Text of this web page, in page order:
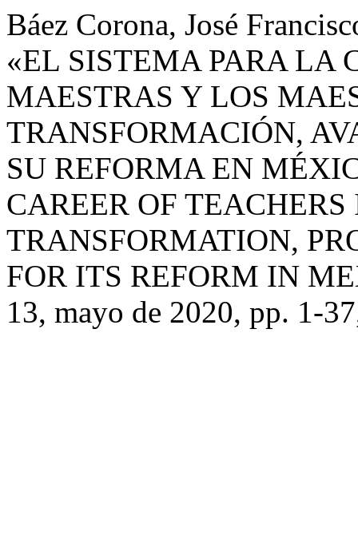
Báez Corona, José
«EL SISTEMA PARA LA
MAESTRAS Y LOS
TRANSFORMACIÓN,
SU REFORMA EN
CAREER OF
TRANSFORMATION,
FOR ITS REFORM IN
13, mayo de 2020, pp. 1-